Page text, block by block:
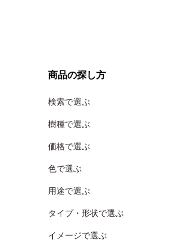
商品の探し方
検索で選ぶ
樹種で選ぶ
価格で選ぶ
色で選ぶ
用途で選ぶ
タイプ・形状で選ぶ
イメージで選ぶ